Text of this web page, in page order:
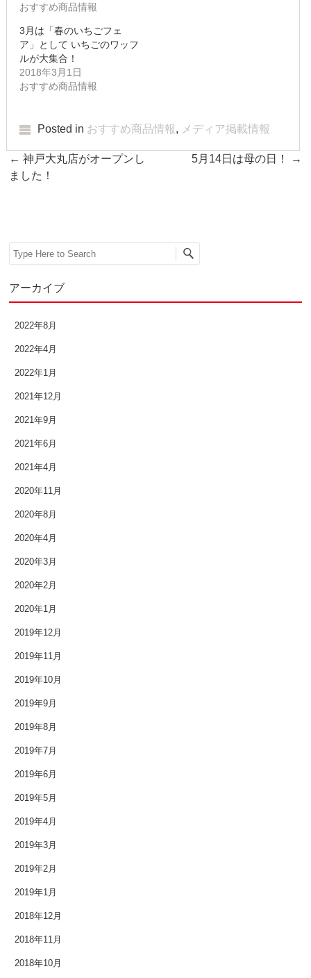
2013年7月
おすすめ商品情報
3月は「春のいちごフェ
ア」として いちごのワッフ
ルが大集合！
2018年3月1日
おすすめ商品情報
Posted in おすすめ商品情報, メディア掲載情報
Post navigation
← 神戸大丸店がオープンし
ました！
5月14日は母の日！ →
Search
アーカイブ
2022年8月
2022年4月
2022年1月
2021年12月
2021年9月
2021年6月
2021年4月
2020年11月
2020年8月
2020年4月
2020年3月
2020年2月
2020年1月
2019年12月
2019年11月
2019年10月
2019年9月
2019年8月
2019年7月
2019年6月
2019年5月
2019年4月
2019年3月
2019年2月
2019年1月
2018年12月
2018年11月
2018年10月